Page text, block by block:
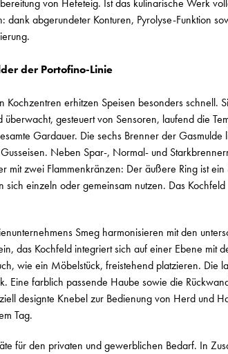
von Hefeteig. Ist das kulinarische Werk
abgerundeter Konturen, Pyrolyse-Funktion
der Portofino-Linie
Kochzentren erhitzen Speisen besonders schnell.
gesteuert von Sensoren, laufend die
Gardauer. Die sechs Brenner der Gasmulde
Neben Spar-, Normal- und
mit zwei Flammenkränzen: Der äußere Ring ist
sich einzeln oder gemeinsam nutzen. Das
Smeg harmonisieren mit den
das Kochfeld integriert sich auf einer Ebene mit
wie ein Möbelstück, freistehend platzieren. Die
Eine farblich passende Haube sowie die
designte Knebel zur Bedienung von Herd und
Tag.
für den privaten und gewerblichen Bedarf. In